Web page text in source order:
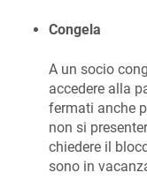
Congela
A un socio
accedere alla
fermati anche
non si
chiedere il
sono in